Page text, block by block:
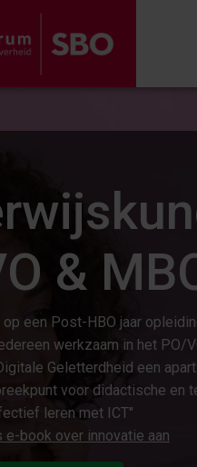
&
een Post-HBO jaar
werkzaam in het PO/
Geletterdheid een
voor didactische en
leren met ICT"
e-book over innovatie aan